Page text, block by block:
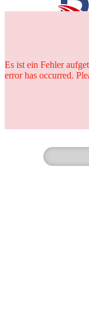
Es ist ein Fehler
error has occurred.